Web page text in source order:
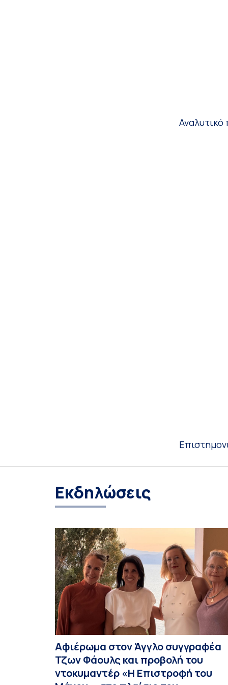
Εκδηλώσεις
Αφιέρωμα στον Άγγλο συγγραφέα
Τζων Φάουλς και προβολή του
ντοκυμαντέρ «Η Επιστροφή του